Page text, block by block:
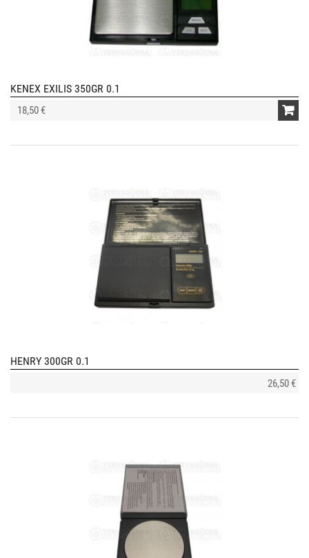
KENEX EXILIS 350GR 0.1
18,50 €
HENRY 300GR 0.1
26,50 €